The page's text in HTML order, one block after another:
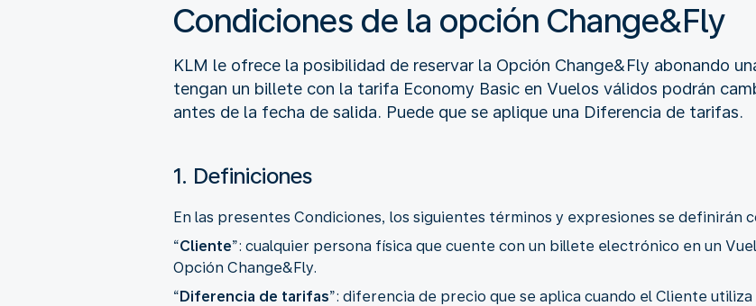
Condiciones de la opción Change&Fly
KLM le ofrece la posibilidad de reservar la Opción Change&Fly abonando
tengan un billete con la tarifa Economy Basic en Vuelos válidos podrán
antes de la fecha de salida. Puede que se aplique una Diferencia de tarifas.
1. Definiciones
En las presentes Condiciones, los siguientes términos y expresiones se definirán
“Cliente”: cualquier persona física que cuente con un billete electrónico en un
Opción Change&Fly.
“Diferencia de tarifas”: diferencia de precio que se aplica cuando el Cliente